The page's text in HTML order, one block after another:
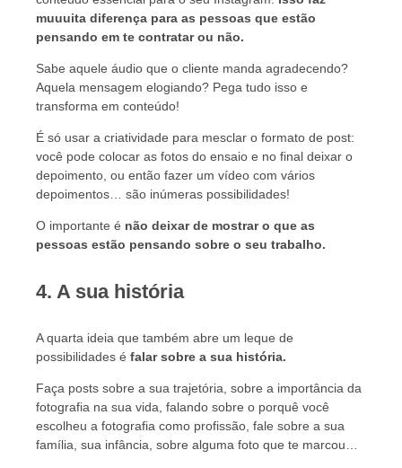
muuuita diferença para as pessoas que estão
pensando em te contratar ou não.
Sabe aquele áudio que o cliente manda agradecendo?
Aquela mensagem elogiando? Pega tudo isso e
transforma em conteúdo!
É só usar a criatividade para mesclar o formato de post:
você pode colocar as fotos do ensaio e no final deixar o
depoimento, ou então fazer um vídeo com vários
depoimentos… são inúmeras possibilidades!
O importante é não deixar de mostrar o que as
pessoas estão pensando sobre o seu trabalho.
4. A sua história
A quarta ideia que também abre um leque de
possibilidades é falar sobre a sua história.
Faça posts sobre a sua trajetória, sobre a importância da
fotografia na sua vida, falando sobre o porquê você
escolheu a fotografia como profissão, fale sobre a sua
família, sua infância, sobre alguma foto que te marcou…